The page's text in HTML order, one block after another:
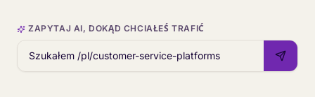
ZAPYTAJ AI, DOKĄD CHCIAŁEŚ TRAFIĆ